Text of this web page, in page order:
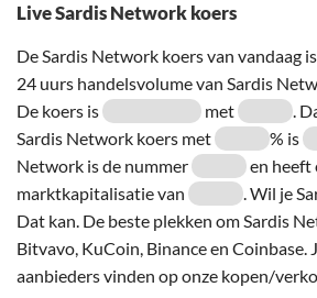
Live Sardis Network koers
De Sardis Network koers van vandaag is
24 uurs handelsvolume van Sardis
De koers is
met
.
Sardis Network koers met
% is
Network is de nummer
en heeft
marktkapitalisatie van
. Wil je
Dat kan. De beste plekken om Sardis
Bitvavo, KuCoin, Binance en Coinbase.
aanbieders vinden op onze kopen/